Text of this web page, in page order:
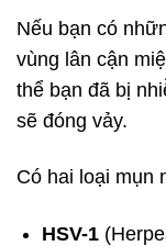
Nếu bạn có
vùng lân cận
thể bạn đã bị
sẽ đóng vảy.
Có hai loại mụn
HSV-1